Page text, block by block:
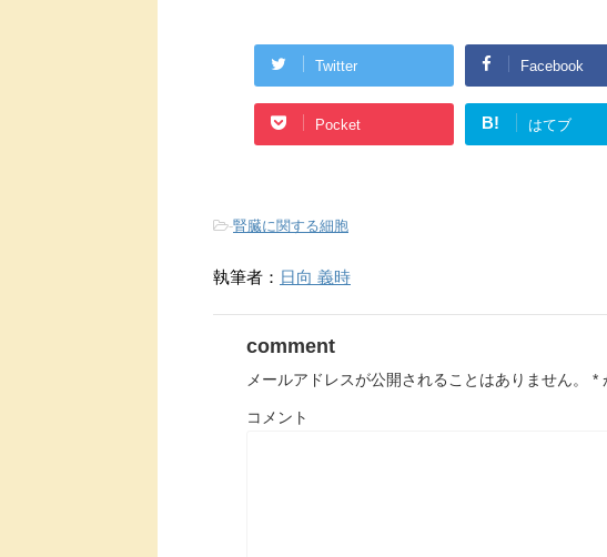
Twitter Facebook
Pocket B! はてブ
-腎臓に関する細胞
執筆者： 日向 義時
comment
メールアドレスが公開されることはありません。 *
コメント